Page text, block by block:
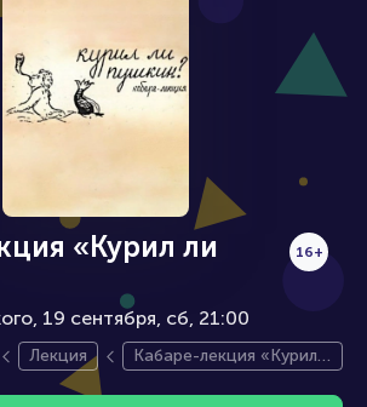
«Курил ли
19 сентября
16+
сб, 21:00
Лекция
Кабаре-лекция «Курил л